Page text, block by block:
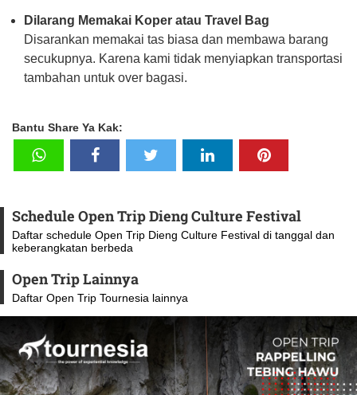
Dilarang Memakai Koper atau Travel Bag
Disarankan memakai tas biasa dan membawa barang
secukupnya. Karena kami tidak menyiapkan transportasi
tambahan untuk over bagasi.
Bantu Share Ya Kak:
Schedule Open Trip Dieng Culture Festival
Daftar schedule Open Trip Dieng Culture Festival di tanggal dan
keberangkatan berbeda
Open Trip Lainnya
Daftar Open Trip Tournesia lainnya